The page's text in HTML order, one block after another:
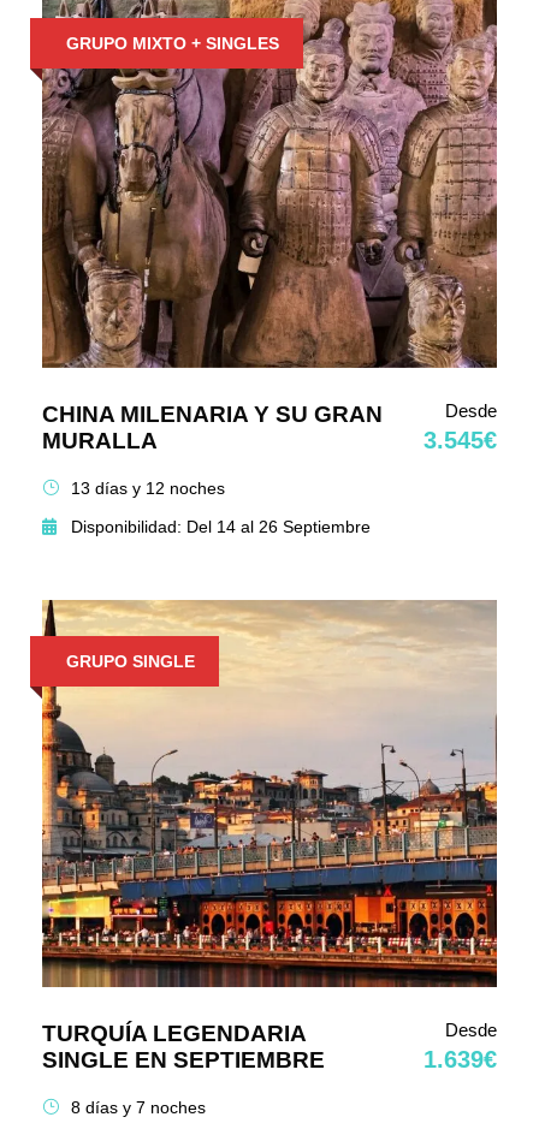
GRUPO MIXTO + SINGLES
CHINA MILENARIA Y SU GRAN
MURALLA
Desde
3.545€
13 días y 12 noches
Disponibilidad: Del 14 al 26 Septiembre
GRUPO SINGLE
TURQUÍA LEGENDARIA
SINGLE EN SEPTIEMBRE
Desde
1.639€
8 días y 7 noches